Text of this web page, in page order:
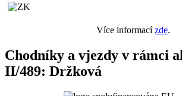
Více informacízde.
Chodníky a vjezdy v rámci
II/489: Držková